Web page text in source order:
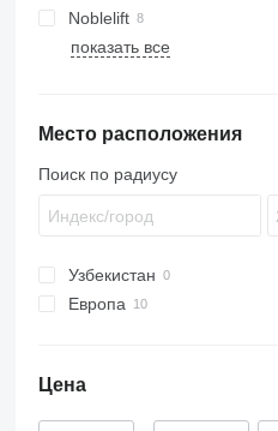
HPT M15
MT
MT 15
Noblelift
EDGE
GS
ECU
показать все
Место расположения
Поиск по радиусу
Узбекистан
Европа
Цена